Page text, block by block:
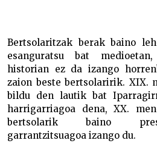
Bertsolaritzak berak baino
esanguratsu bat
historian ez da izango
zaion beste bertsolaririk. XIX.
bildu den lautik bat
harrigarriagoa dena, XX.
bertsolarik baino
garrantzitsuagoa izango du.